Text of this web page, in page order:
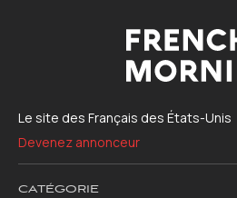
Le site des Français des États-Unis
Devenez annonceur
CATÉGORIE